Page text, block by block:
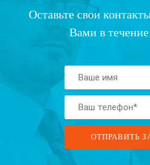
Оставьте свои
Вами в